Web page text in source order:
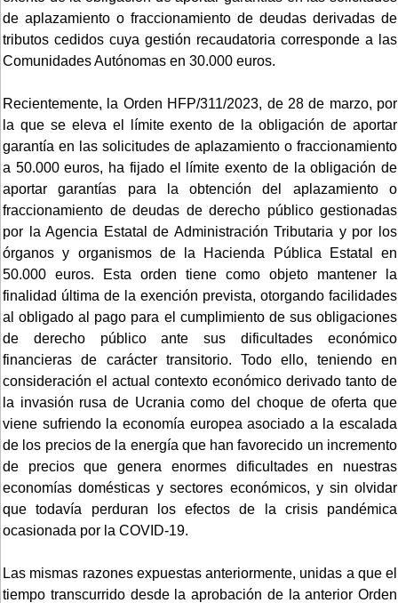
de aplazamiento o fraccionamiento de deudas derivadas de
tributos cedidos cuya gestión recaudatoria corresponde a las
Comunidades Autónomas en 30.000 euros.
Recientemente, la Orden HFP/311/2023, de 28 de marzo, por
la que se eleva el límite exento de la obligación de aportar
garantía en las solicitudes de aplazamiento o fraccionamiento
a 50.000 euros, ha fijado el límite exento de la obligación de
aportar garantías para la obtención del aplazamiento o
fraccionamiento de deudas de derecho público gestionadas
por la Agencia Estatal de Administración Tributaria y por los
órganos y organismos de la Hacienda Pública Estatal en
50.000 euros. Esta orden tiene como objeto mantener la
finalidad última de la exención prevista, otorgando facilidades
al obligado al pago para el cumplimiento de sus obligaciones
de derecho público ante sus dificultades económico
financieras de carácter transitorio. Todo ello, teniendo en
consideración el actual contexto económico derivado tanto de
la invasión rusa de Ucrania como del choque de oferta que
viene sufriendo la economía europea asociado a la escalada
de los precios de la energía que han favorecido un incremento
de precios que genera enormes dificultades en nuestras
economías domésticas y sectores económicos, y sin olvidar
que todavía perduran los efectos de la crisis pandémica
ocasionada por la COVID-19.
Las mismas razones expuestas anteriormente, unidas a que el
tiempo transcurrido desde la aprobación de la anterior Orden